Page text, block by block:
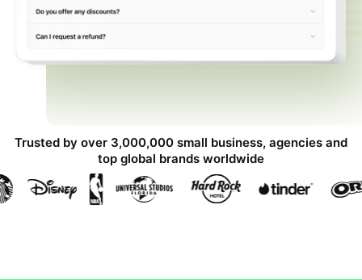
Trusted by over 3,000,000 small business, agencies and
top global brands worldwide